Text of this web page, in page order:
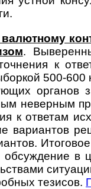
валютному
.
к
500-­600
органов
невер­ным
к отве­там
вари­антов
в
тезисов.